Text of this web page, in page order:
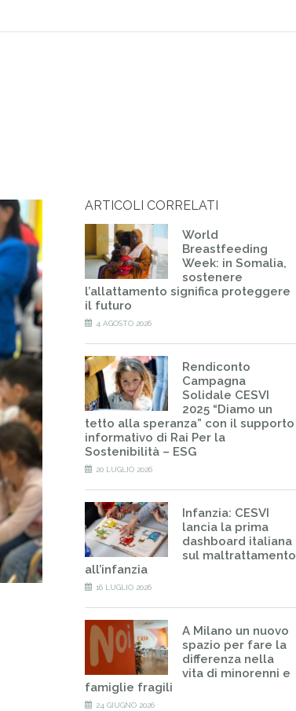
ARTICOLI CORRELATI
World
Breastfeeding
Week: in Somalia,
sostenere
l’allattamento significa proteggere
il futuro
4 AGOSTO 2026
Rendiconto
Campagna
Solidale CESVI
2025 “Diamo un
tetto alla speranza” con il supporto
informativo di Rai Per la
Sostenibilità – ESG
20 LUGLIO 2026
Infanzia: CESVI
lancia la prima
dashboard italiana
sul maltrattamento
all’infanzia
16 LUGLIO 2026
A Milano un nuovo
spazio per fare la
differenza nella
vita di minorenni e
famiglie fragili
24 GIUGNO 2026